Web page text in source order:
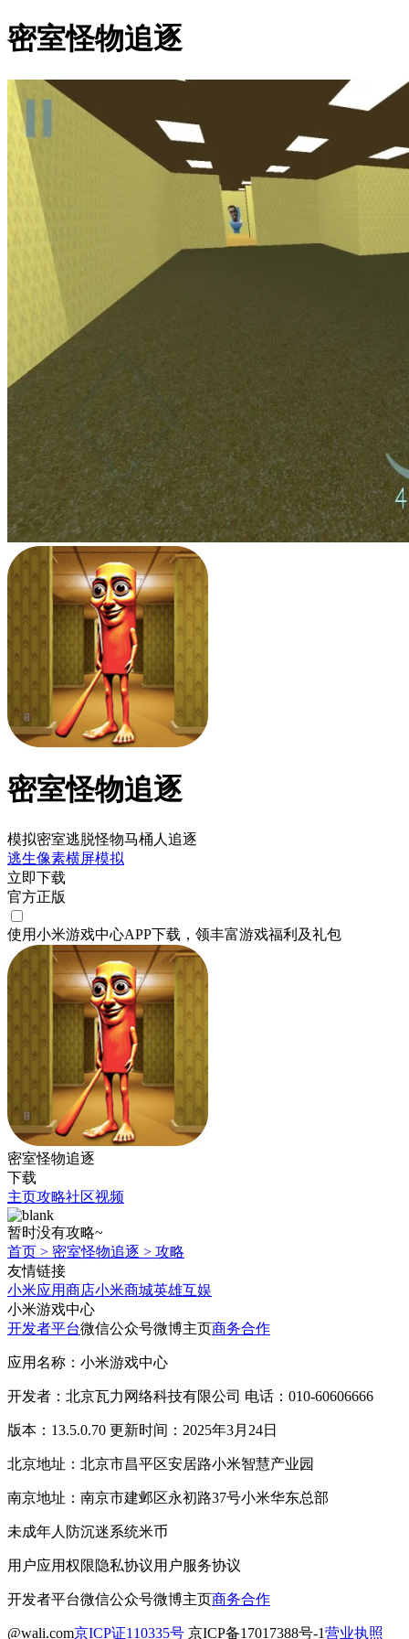
密室怪物追逐
密室怪物追逐
模拟密室逃脱怪物马桶人追逐
逃生像素横屏模拟
立即下载
官方正版
使用小米游戏中心APP下载 ，领丰富游戏福利 及礼包
密室怪物追逐
下载
主页攻略社区视频
暂时没有攻略~
首页 > 密室怪物追逐 > 攻略
友情链接
小米应用商店小米商城英雄互娱
小米游戏中心
开发者平台微信公众号微博主页商务合作
应用名称：小米游戏中心
开发者：北京瓦力网络科技有限公司 电话：010-60606666
版本：13.5.0.70 更新时间：2025年3月24日
北京地址：北京市昌平区安居路小米智慧产业园
南京地址：南京市建邺区永初路37号小米华东总部
未成年人防沉迷系统米币
用户应用权限隐私协议用户服务协议
开发者平台微信公众号微博主页商务合作
@wali.com京ICP证110335号 京ICP备17017388号-1营业执照